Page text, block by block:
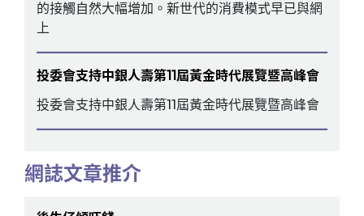
的接觸自然大幅增加。新世代的消費模式早已與網
上
投委會支持中銀人壽第11屆黃金時代展覽暨高峰會
投委會支持中銀人壽第11屆黃金時代展覽暨高峰會
網誌文章推介